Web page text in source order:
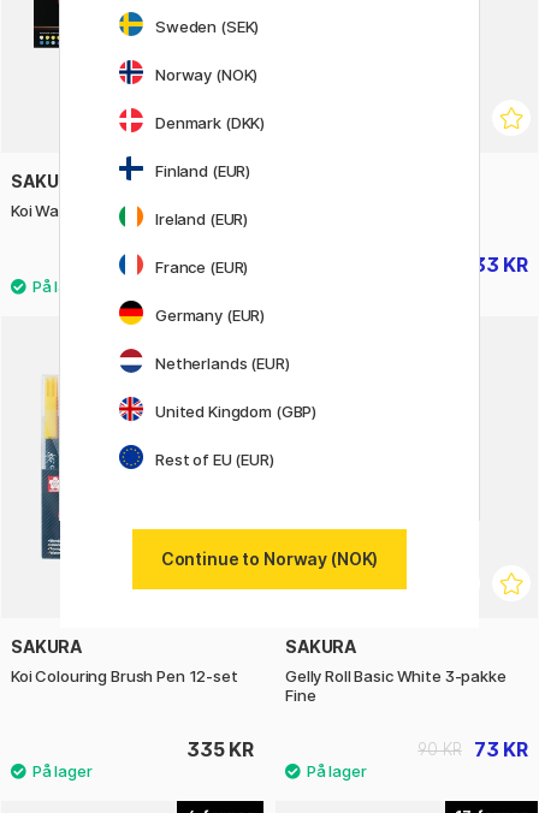
SAKURA
Koi Water Colors Sketch Box 60
1459 KR 33 KR
SAKURA
Koi Colouring Brush Pen 12-set
335 KR
SAKURA
Gelly Roll Basic White 3-pakke
Fine
73 KR
90 KR
Sweden (SEK)
Norway (NOK)
Denmark (DKK)
Finland (EUR)
Ireland (EUR)
France (EUR)
Germany (EUR)
Netherlands (EUR)
United Kingdom (GBP)
Rest of EU (EUR)
Continue to Norway (NOK)